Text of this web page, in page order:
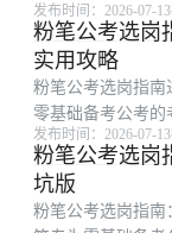
一次选岗不会读职
共性问题，梳理了
限制的优先级选...
发布时间：2026-07-13
粉笔公考选岗
实用攻略
粉笔公考选岗指南
零基础备考公考的
很多考生因为节奏
而浪费了宝贵的备
围绕选岗全流程的...
发布时间：2026-07-13
粉笔公考选岗
坑版
粉笔公考选岗指南